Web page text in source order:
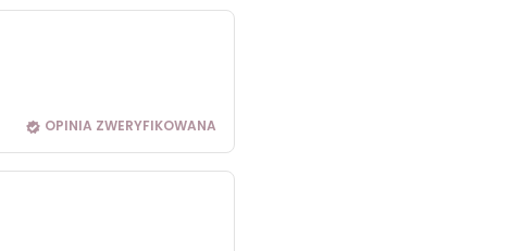
OPINIA ZWERYFIKOWANA